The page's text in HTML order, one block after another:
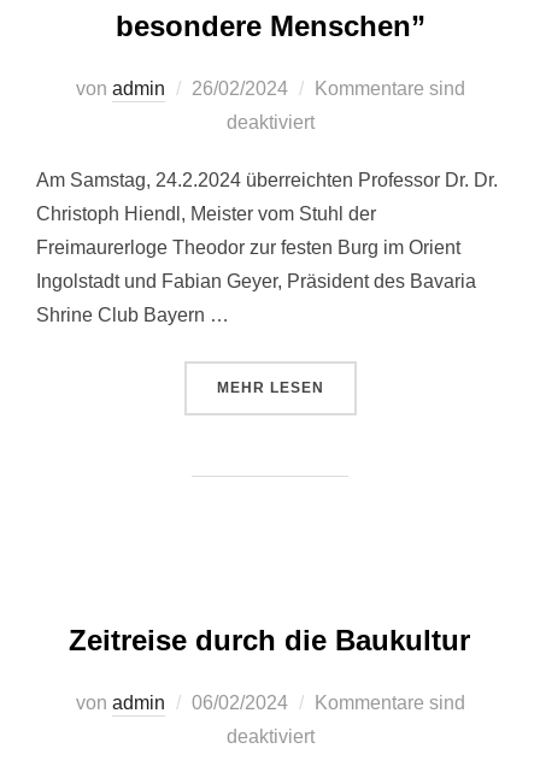
besondere Menschen”
von admin
Veröffentlicht
26/02/2024
Kommentare sind
deaktiviert
Am Samstag, 24.2.2024 überreichten Professor Dr. Dr.
Christoph Hiendl, Meister vom Stuhl der
Freimaurerloge Theodor zur festen Burg im Orient
Ingolstadt und Fabian Geyer, Präsident des Bavaria
Shrine Club Bayern …
MEHR ÜBER “FREIMAURER SPENDEN
LESEN
Zeitreise durch die Baukultur
von admin
Veröffentlicht
06/02/2024
Kommentare sind
deaktiviert